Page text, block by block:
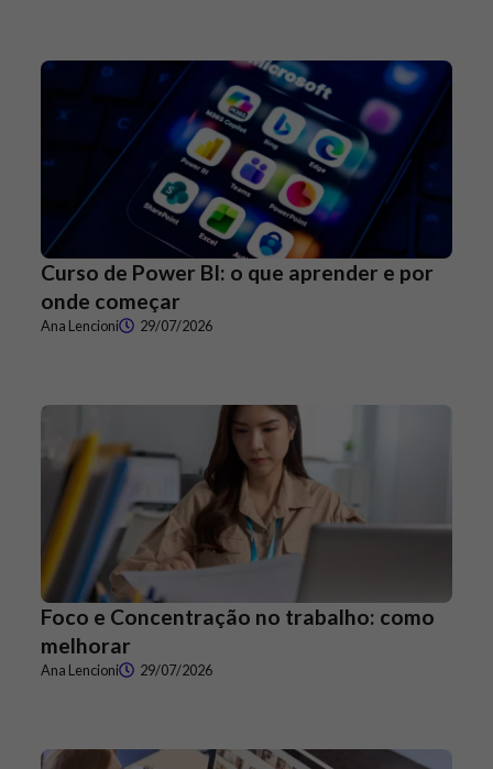
Curso de Power BI: o que aprender e por
onde começar
Ana Lencioni 29/07/2026
Foco e Concentração no trabalho: como
melhorar
Ana Lencioni 29/07/2026